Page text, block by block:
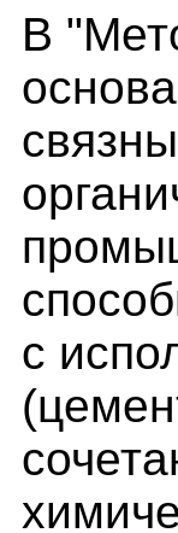
В
с